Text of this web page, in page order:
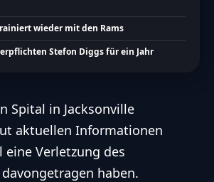
wieder mit den Rams
Stefon Diggs für ein Jahr
Spital in Jacksonville
aktuellen Informationen
Verletzung des
haben.